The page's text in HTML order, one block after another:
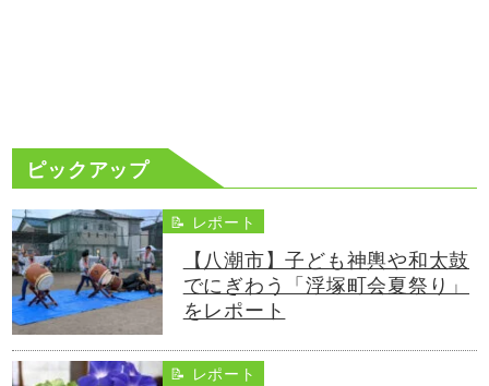
ピックアップ
📝 レポート
【八潮市】子ども神輿や和太鼓
でにぎわう「浮塚町会夏祭り」
をレポート
📝 レポート